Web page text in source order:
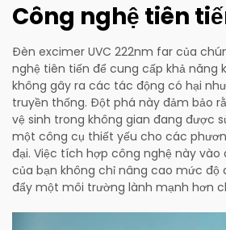
Công nghệ tiên
Đèn excimer UVC 222nm far của
nghệ tiên tiến để cung cấp khả năng
không gây ra các tác động có hại
truyền thống. Đột phá này đảm bảo
vệ sinh trong không gian đang được
một công cụ thiết yếu cho các
đại. Việc tích hợp công nghệ này vào
của bạn không chỉ nâng cao mức
đẩy một môi trường lành mạnh hơn